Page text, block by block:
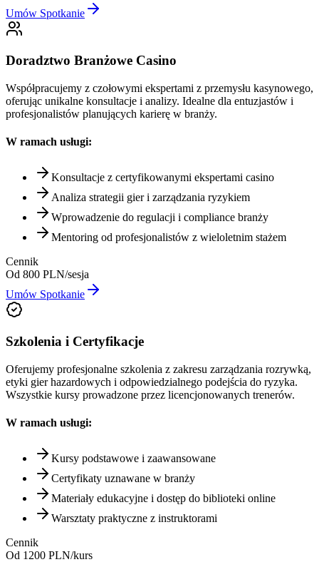
Umów Spotkanie
Doradztwo Branżowe Casino
Współpracujemy z czołowymi ekspertami z przemysłu kasynowego,
oferując unikalne konsultacje i analizy. Idealne dla entuzjastów i
profesjonalistów planujących karierę w branży.
W ramach usługi:
Konsultacje z certyfikowanymi ekspertami casino
Analiza strategii gier i zarządzania ryzykiem
Wprowadzenie do regulacji i compliance branży
Mentoring od profesjonalistów z wieloletnim stażem
Cennik
Od 800 PLN/sesja
Umów Spotkanie
Szkolenia i Certyfikacje
Oferujemy profesjonalne szkolenia z zakresu zarządzania rozrywką,
etyki gier hazardowych i odpowiedzialnego podejścia do ryzyka.
Wszystkie kursy prowadzone przez licencjonowanych trenerów.
W ramach usługi:
Kursy podstawowe i zaawansowane
Certyfikaty uznawane w branży
Materiały edukacyjne i dostęp do biblioteki online
Warsztaty praktyczne z instruktorami
Cennik
Od 1200 PLN/kurs